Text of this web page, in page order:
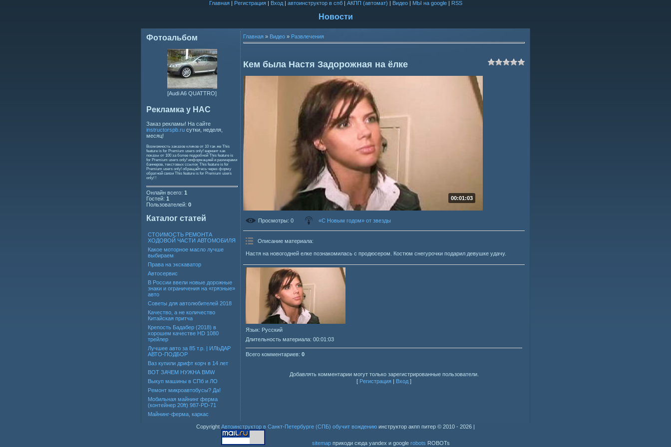
Главная| Регистрация| Вход| автоинструктор в спб| АКПП (автомат) | Видео| МЫ на google| RSS
Новости
Фотоальбом
[Audi A6 QUATTRO]
Рекламка у НАС
Заказ рекламы! На сайте
instructorspb.ru сутки, неделя,
месяц!
Возможность заказов кликов от 10 так же This
feature is for Premium users only! вариант как
показы от 100 за более подробной This feature is
for Premium users only! информацией и размерами
баннеров, текстовых ссылок This feature is for
Premium users only! обращайтесь через форму
обратной связи This feature is for Premium users
only! !
Онлайн всего: 1
Гостей: 1
Пользователей: 0
Каталог статей
СТОИМОСТЬ РЕМОНТА
ХОДОВОЙ ЧАСТИ АВТОМОБИЛЯ
Какое моторное масло лучше
выбираем
Права на экскаватор
Автосервис
В России ввели новые дорожные
знаки и ограничения на «грязные»
авто
Советы для автолюбителей 2018
Качество, а не количество
Китайская притча
Крепость Бадабер (2018) в
хорошем качестве HD 1080
трейлер
Лучшее авто за 85 т.р. | ИЛЬДАР
АВТО-ПОДБОР
Ваз купили дрифт корч в 14 лет
ВОТ ЗАЧЕМ НУЖНА BMW
Выкуп машины в СПб и ЛО
Ремонт микроавтобусы? Да!
Мобильная майнинг ферма
(контейнер 20ft) 987-PD-71
Майнинг-ферма, каркас
Главная » Видео » Развлечения
Кем была Настя Задорожная на ёлке
00:01:03
Просмотры: 0 «С Новым годом» от звезды
Описание материала:
Настя на новогодней елке познакомилась с продюсером. Костюм снегурочки подарил девушке удачу.
Язык: Русский
Длительность материала: 00:01:03
Всего комментариев: 0
Добавлять комментарии могут только зарегистрированные пользователи.
[ Регистрация | Вход ]
Copyright Автоинструктор в Санкт-Петербурге (СПБ) обучит вождению инструктор акпп питер © 2010 - 2026 |
sitemap прикоди сюда yandex и google robots ROBOTs